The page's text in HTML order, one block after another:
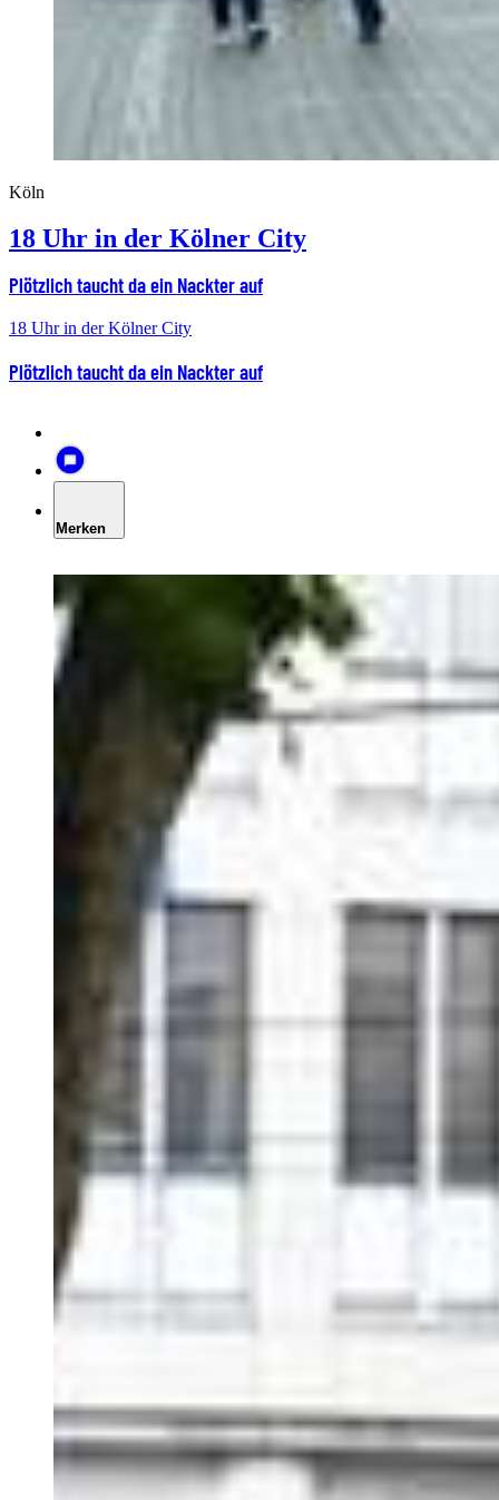
Köln
18 Uhr in der Kölner City
Plötzlich taucht da ein Nackter auf
18 Uhr in der Kölner City
Plötzlich taucht da ein Nackter auf
Merken